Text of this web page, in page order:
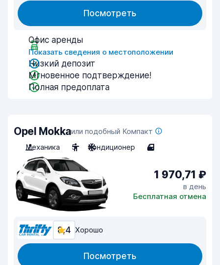
Посмотреть
Офис аренды
Показать сведения о местоположении
Низкий депозит
Мгновенное подтверждение!
Полная предоплата
Opel Mokkaили подобный Компакт
Механика
5 Кондиционер 4
1 970,71 ₽
в день
Бесплатная отмена
8,4 Хорошо
Посмотреть